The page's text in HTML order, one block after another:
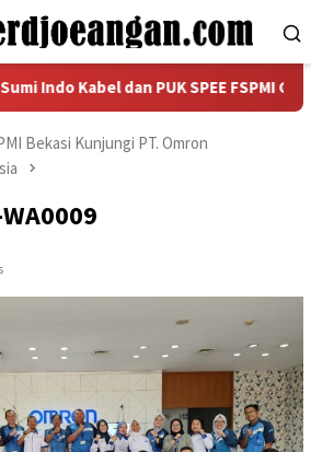
Kabel dan PUK SPEE FSPMI Gelar SIK
Bekasi Kunjungi PT. Omron